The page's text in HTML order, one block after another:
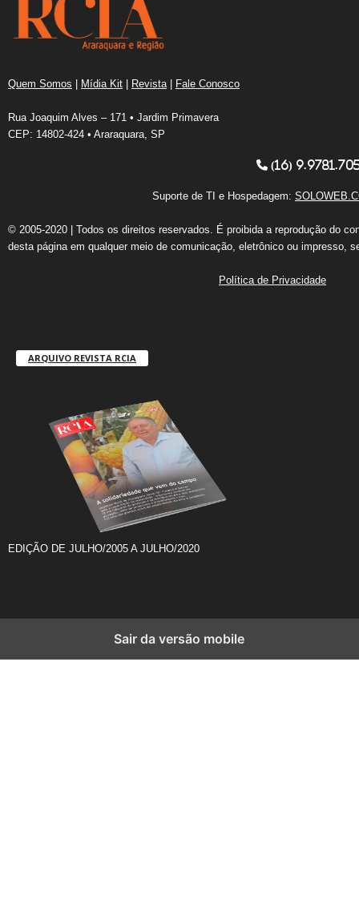
Quem Somos | Mídia Kit | Revista | Fale Conosco
Rua Joaquim Alves – 171 • Jardim Primavera
CEP: 14802-424 • Araraquara, SP
(16)
Suporte de TI e Hospedagem:
© 2005-2020 | Todos os direitos reservados. É proibida a reprodução do
desta página em qualquer meio de comunicação, eletrônico ou impresso,
Política de Privacidade
ARQUIVO REVISTA RCIA
EDIÇÃO DE JULHO/2005 A JULHO/2020
Sair da versão mobile